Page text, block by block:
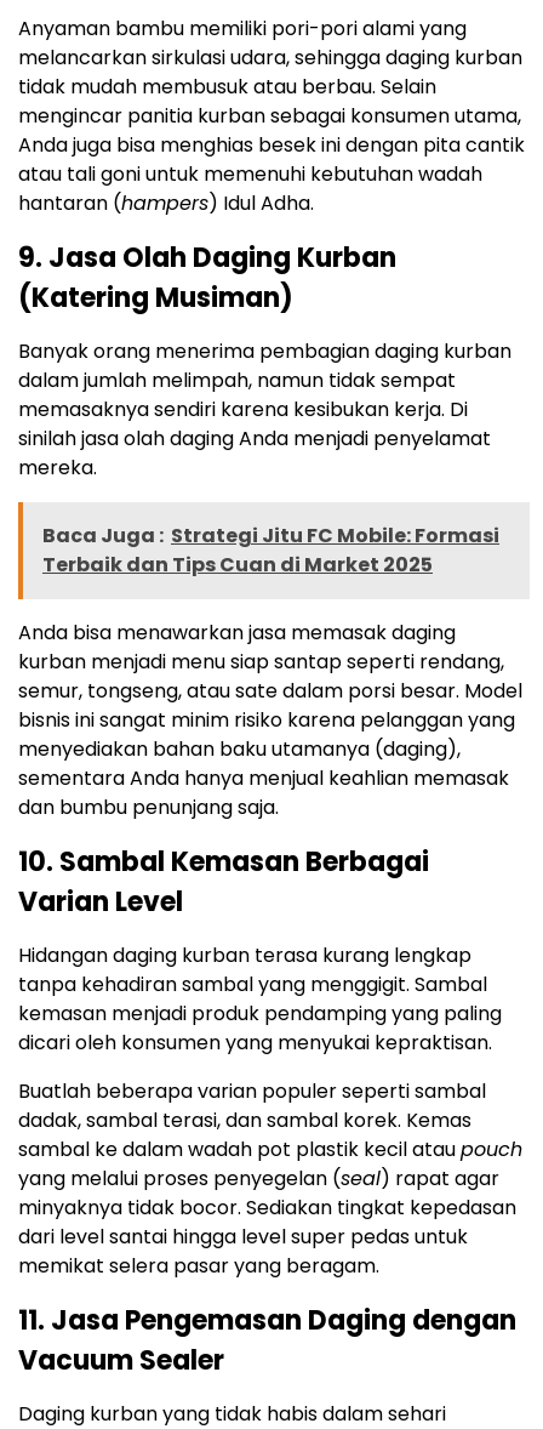
Anyaman bambu memiliki pori-pori alami yang
melancarkan sirkulasi udara, sehingga daging kurban
tidak mudah membusuk atau berbau. Selain
mengincar panitia kurban sebagai konsumen utama,
Anda juga bisa menghias besek ini dengan pita cantik
atau tali goni untuk memenuhi kebutuhan wadah
hantaran (hampers) Idul Adha.
9. Jasa Olah Daging Kurban
(Katering Musiman)
Banyak orang menerima pembagian daging kurban
dalam jumlah melimpah, namun tidak sempat
memasaknya sendiri karena kesibukan kerja. Di
sinilah jasa olah daging Anda menjadi penyelamat
mereka.
Baca Juga : Strategi Jitu FC Mobile: Formasi
Terbaik dan Tips Cuan di Market 2025
Anda bisa menawarkan jasa memasak daging
kurban menjadi menu siap santap seperti rendang,
semur, tongseng, atau sate dalam porsi besar. Model
bisnis ini sangat minim risiko karena pelanggan yang
menyediakan bahan baku utamanya (daging),
sementara Anda hanya menjual keahlian memasak
dan bumbu penunjang saja.
10. Sambal Kemasan Berbagai
Varian Level
Hidangan daging kurban terasa kurang lengkap
tanpa kehadiran sambal yang menggigit. Sambal
kemasan menjadi produk pendamping yang paling
dicari oleh konsumen yang menyukai kepraktisan.
Buatlah beberapa varian populer seperti sambal
dadak, sambal terasi, dan sambal korek. Kemas
sambal ke dalam wadah pot plastik kecil ataupouch
yang melalui proses penyegelan (seal) rapat agar
minyaknya tidak bocor. Sediakan tingkat kepedasan
dari level santai hingga level super pedas untuk
memikat selera pasar yang beragam.
11. Jasa Pengemasan Daging dengan
Vacuum Sealer
Daging kurban yang tidak habis dalam sehari